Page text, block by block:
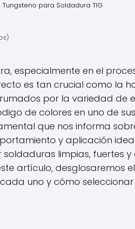
para Soldadura TIG
especialmente en el
es tan crucial como la
por la variedad de
de colores en uno de
que nos informa
y aplicación
limpias, fuertes
artículo, desglosaremos
uno y cómo